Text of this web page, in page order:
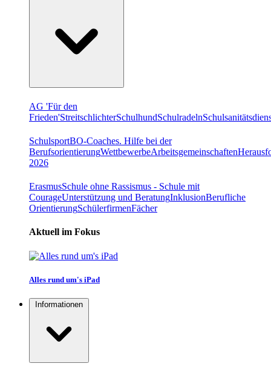
AG 'Für den
Frieden'StreitschlichterSchulhundSchulradeln
SchulsportBO-Coaches. Hilfe bei der
BerufsorientierungWettbewerbeArbeitsgemeinschaften
2026
ErasmusSchule ohne Rassismus - Schule mit
CourageUnterstützung und BeratungInklusionBerufliche
OrientierungSchülerfirmenFächer
Aktuell im Fokus
Alles rund um's iPad
Informationen